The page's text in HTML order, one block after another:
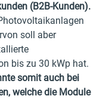
(B2B-Kunden).
soll aber
bis zu 30 kWp hat.
somit auch bei
welche die Module